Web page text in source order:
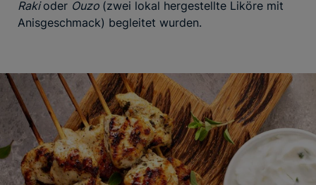
Rakioder Ouzo (zwei lokal hergestellte Liköre mit
Anisgeschmack) begleitet wurden.